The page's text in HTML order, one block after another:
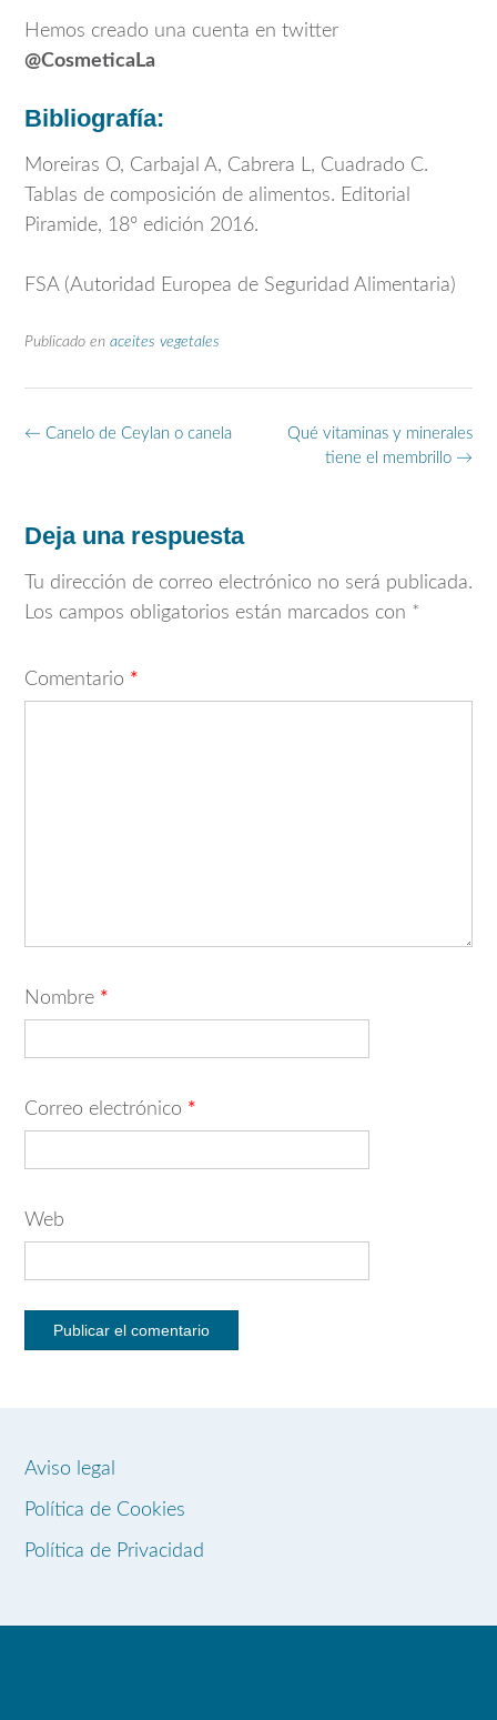
Hemos creado una cuenta en twitter
@CosmeticaLa
Bibliografía:
Moreiras O, Carbajal A, Cabrera L, Cuadrado C.
Tablas de composición de alimentos. Editorial
Piramide, 18º edición 2016.
FSA (Autoridad Europea de Seguridad Alimentaria)
Publicado en aceites vegetales
Navegación
Qué vitaminas y minerales
tiene el membrillo →
← Canelo de Ceylan o canela
Deja una respuesta
Tu dirección de correo electrónico no será publicada.
Los campos obligatorios están marcados con *
Comentario *
Nombre *
Correo electrónico *
Web
Aviso legal
Política de Cookies
Política de Privacidad